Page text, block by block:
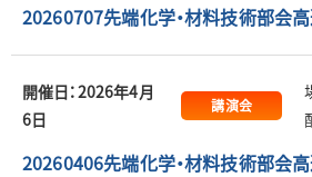
20260707先端化学・材料技術部会
開催日：2026年4月
6日
講演会
20260406先端化学・材料技術部会